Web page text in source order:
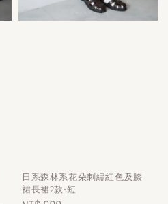
日系森林系花朵刺繡紅色及膝
裙長裙2款-短